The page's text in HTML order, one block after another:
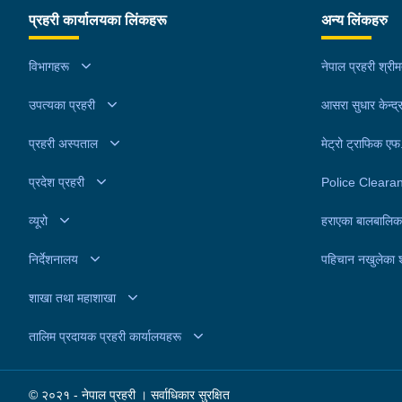
आवश्यक अनुसन्धान गरिरहेको छ ।
प्रहरी कार्यालयका लिंकहरू
विभागहरू
उपत्यका प्रहरी
प्रहरी अस्पताल
प्रदेश प्रहरी
व्यूरो
निर्देशनालय
शाखा तथा महाशाखा
तालिम प्रदायक प्रहरी कार्यालयहरू
अन्य लिंकहरु
नेपाल प्रहरी
आसरा सुधार केन्द्र
मेट्रो ट्राफिक
Police
हराएका
पहिचान नखुलेका
© २०२१ - नेपाल प्रहरी । सर्वाधिकार सुरक्षित